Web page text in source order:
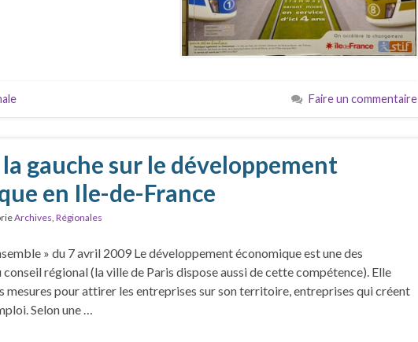
Faire un commentaire
la gauche sur le développement
en Ile-de-France
Archives, Régionales
» du 7 avril 2009 Le développement économique est une des
régional (la ville de Paris dispose aussi de cette compétence). Elle
mesures pour attirer les entreprises sur son territoire, entreprises qui créent
Selon une …